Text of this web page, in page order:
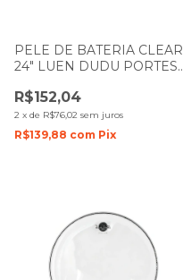
PELE DE BATERIA CLEAR
24" LUEN DUDU PORTES
R$152,04
2 x de R$76,02 sem juros
R$139,88 com Pix